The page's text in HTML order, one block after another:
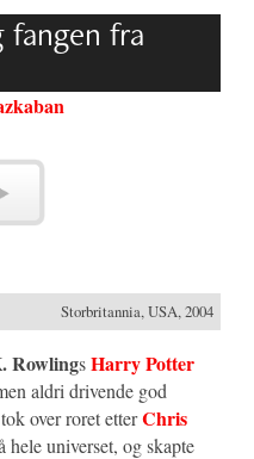
fangen fra
Storbritannia, USA, 2004
RowlingsHarry Potter
aldri drivende god
tok over roret etterChris
hele universet, og skapte